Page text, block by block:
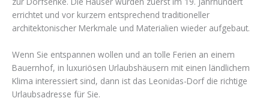
errichtet und vor kurzem entsprechend traditioneller
architektonischer Merkmale und Materialien wieder aufgebaut.
Wenn Sie entspannen wollen und an tolle Ferien an einem
Bauernhof, in luxuriösen Urlaubshäusern mit einen ländlichem
Klima interessiert sind, dann ist das Leonidas-Dorf die richtige
Urlaubsadresse für Sie.